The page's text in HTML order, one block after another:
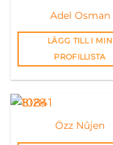
Adel Osman
LÄGG TILL I MIN
PROFILLISTA
Özz Nûjen